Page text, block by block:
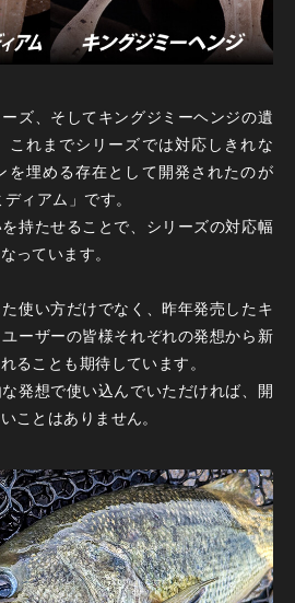
ズ、そしてキングジミーヘンジの遺
これまでシリーズでは対応しきれな
を埋める存在として開発されたのが
ィアム」です。
持たせることで、シリーズの対応幅
っています。
使い方だけでなく、昨年発売したキ
ーザーの皆様それぞれの発想から新
ることも期待しています。
発想で使い込んでいただければ、開
ことはありません。